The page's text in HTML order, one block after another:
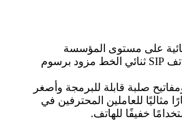
SIP هاتف سطح المكتب. هاتف SIP ثنائي الخط مزود برسوم
للعاملين المحترفين في
خفيفًا للهاتف.